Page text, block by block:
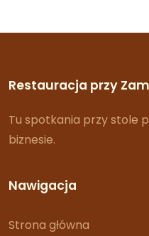
Restauracja przy
Tu spotkania przy stole
biznesie.
Nawigacja
Strona główna